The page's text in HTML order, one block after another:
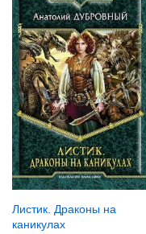
Листик. Драконы на
каникулах